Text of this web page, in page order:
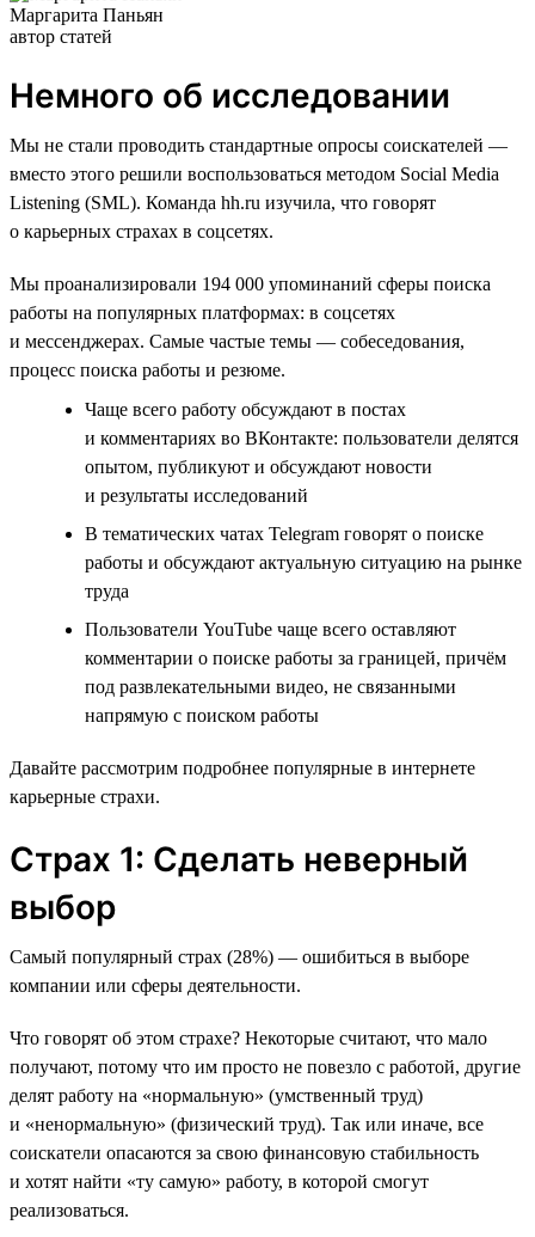
Маргарита Паньян
автор статей
Немного об исследовании
Мы не стали проводить стандартные опросы соискателей —
вместо этого решили воспользоваться методом Social Media
Listening (SML). Команда hh.ru изучила, что говорят
о карьерных страхах в соцсетях.
Мы проанализировали 194 000 упоминаний сферы поиска
работы на популярных платформах: в соцсетях
и мессенджерах. Самые частые темы — собеседования,
процесс поиска работы и резюме.
Чаще всего работу обсуждают в постах
и комментариях во ВКонтакте: пользователи делятся
опытом, публикуют и обсуждают новости
и результаты исследований
В тематических чатах Telegram говорят о поиске
работы и обсуждают актуальную ситуацию на рынке
труда
Пользователи YouTube чаще всего оставляют
комментарии о поиске работы за границей, причём
под развлекательными видео, не связанными
напрямую с поиском работы
Давайте рассмотрим подробнее популярные в интернете
карьерные страхи.
Страх 1: Сделать неверный
выбор
Самый популярный страх (28%) — ошибиться в выборе
компании или сферы деятельности.
Что говорят об этом страхе? Некоторые считают, что мало
получают, потому что им просто не повезло с работой, другие
делят работу на «нормальную» (умственный труд)
и «ненормальную» (физический труд). Так или иначе, все
соискатели опасаются за свою финансовую стабильность
и хотят найти «ту самую» работу, в которой смогут
реализоваться.